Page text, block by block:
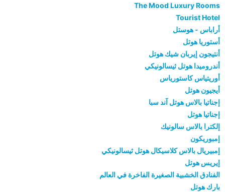
The Mood Luxury Rooms
Tourist Hotel
أراباس - هوستل
أستوريا هوتل
أنتيجون إيربان شيك هوتل
أندروميدا هوتل ثيسالونيكي
أوريتياس كاستورياس
أيجيون هوتل
إجناتيا بالاس هوتل آند سبا
إجناتيا هوتل
إلكترا بالاس سالونيك
إمبوريكون
إمبيريال بالاس كلاسيكال هوتل ثيسالونيكي
إيريس هوتل
الفنادق الخشبية الصغيرة الفاخرة في العالم
بارك هوتل